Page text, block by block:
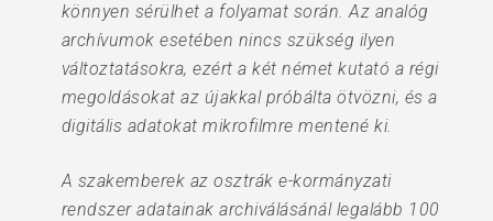
könnyen sérülhet a folyamat során. Az analóg
archívumok esetében nincs szükség ilyen
változtatásokra, ezért a két német kutató a régi
megoldásokat az újakkal próbálta ötvözni, és a
digitális adatokat mikrofilmre mentené ki.
A szakemberek az osztrák e-kormányzati
rendszer adatainak archiválásánál legalább 100